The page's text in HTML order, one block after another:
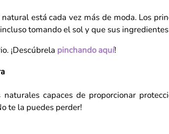
está cada vez más de moda. Los
tomando el sol y que sus
¡Descúbrela pinchando aquí!
capaces de proporcionar
te la puedes perder!